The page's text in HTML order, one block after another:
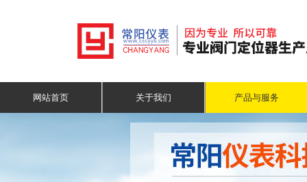
网站首页 关于我们 产品与服务